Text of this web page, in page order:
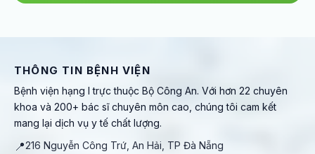
THÔNG TIN BỆNH VIỆN
Bệnh viện hạng I trực thuộc Bộ Công An. Với hơn 22 chuyên
khoa và 200+ bác sĩ chuyên môn cao, chúng tôi cam kết
mang lại dịch vụ y tế chất lượng.
📍216 Nguyễn Công Trứ, An Hải, TP Đà Nẵng